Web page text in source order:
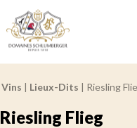
Domaines Schlumberger
Vins | Lieux-Dits | Riesling
Riesling Flieg